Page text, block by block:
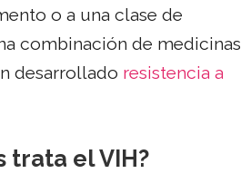
o a una clase de
combinación de medicinas
desarrollado resistencia a
trata el VIH?